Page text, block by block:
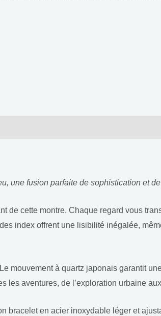
une fusion parfaite de sophistication et
de cette montre. Chaque regard vous
index offrent une lisibilité inégalée,
mouvement à quartz japonais garantit
les aventures, de l’exploration urbaine
bracelet en acier inoxydable léger et